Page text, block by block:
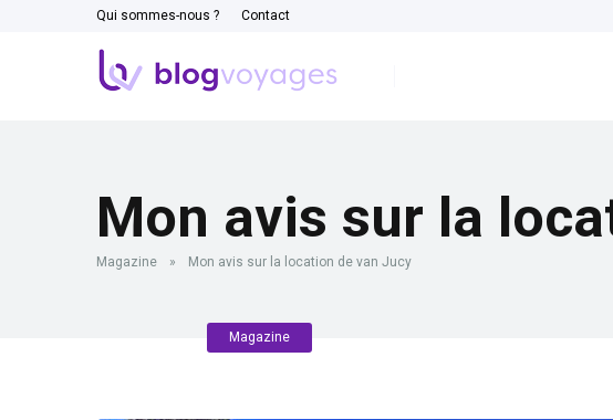
Qui sommes-nous ? Contact
Mon avis sur la
Magazine » Mon avis sur la location de van Jucy
Magazine